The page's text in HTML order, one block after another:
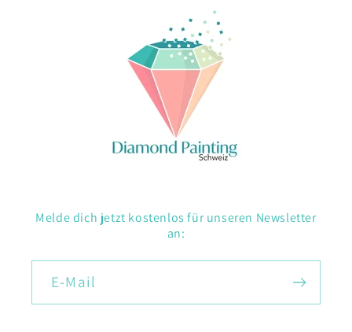
Melde dich jetzt kostenlos für unseren Newsletter
an:
E-Mail